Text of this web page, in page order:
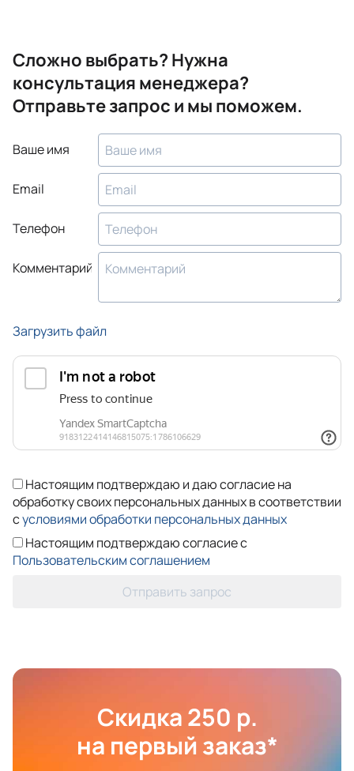
Сложно выбрать? Нужна
консультация менеджера?
Отправьте запрос и мы поможем.
Ваше имя
Email
Телефон
Комментарий
Загрузить файл
Настоящим подтверждаю и даю согласие на
обработку своих персональных данных в соответствии
сусловиями обработки персональных данных
Настоящим подтверждаю согласие с
Пользовательским соглашением
Отправить запрос
Скидка 250 р.
на первый заказ*